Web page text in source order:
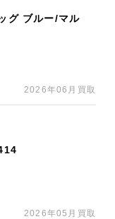
グ ブルー/マル
2026年06月買取
2026年05月買取